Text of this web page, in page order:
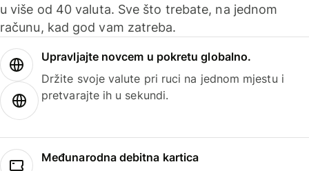
u više od 40 valuta. Sve što trebate, na jednom
računu, kad god vam zatreba.
Upravljajte novcem u pokretu globalno.
Držite svoje valute pri ruci na jednom mjestu i
pretvarajte ih u sekundi.
Međunarodna debitna kartica